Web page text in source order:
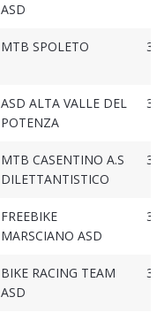
ASD
MTB SPOLETO
ASD ALTA VALLE DEL
POTENZA
MTB CASENTINO A.S
DILETTANTISTICO
FREEBIKE
MARSCIANO ASD
BIKE RACING TEAM
ASD